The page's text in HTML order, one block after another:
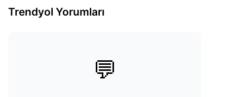
Trendyol Yorumları
💬